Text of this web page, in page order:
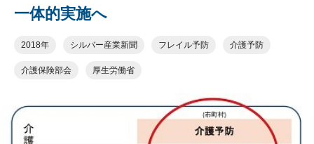
一体的実施へ
2018年 シルバー産業新聞 フレイル予防 介護予防
介護保険部会 厚生労働省